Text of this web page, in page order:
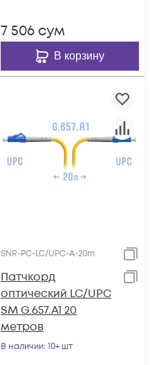
7 506 сум
В корзину
SNR-PC-LC/UPC-A-20m
Патчкорд
оптический LC/UPC
SM G.657.A1 20
метров
В наличии: 10+ шт